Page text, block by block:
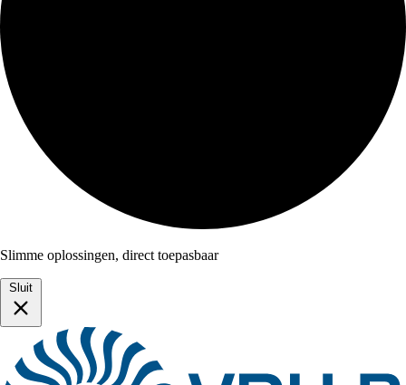
Slimme oplossingen, direct toepasbaar
Sluit